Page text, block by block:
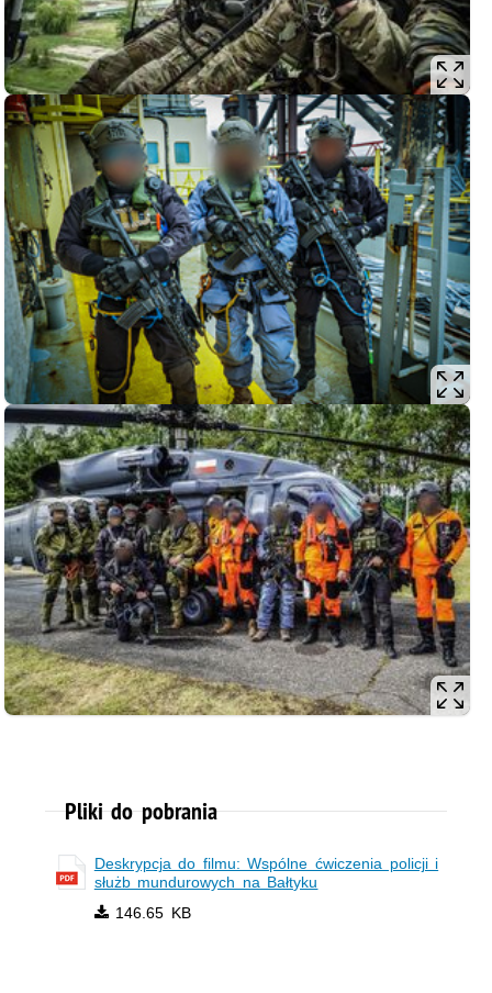
Pliki do pobrania
Deskrypcja do filmu: Wspólne ćwiczenia policji i
służb mundurowych na Bałtyku
146.65 KB